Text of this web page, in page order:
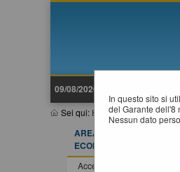
09/08/2026 15:31
Sei qui: Home»Procedure
In questo sito si
del Garante dell'8
Nessun dato
AREA RISERVATA
ECONOMICO
Accedi - Registrati